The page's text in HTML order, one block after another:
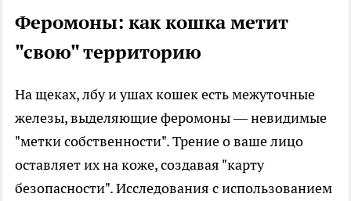
Феромоны: как кошка метит
"свою" территорию
На щеках, лбу и ушах кошек есть межуточные
железы, выделяющие феромоны — невидимые
"метки собственности". Трение о ваше лицо
оставляет их на коже, создавая "карту
безопасности". Исследования с использованием